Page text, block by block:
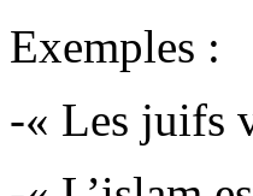
Exemples :
-« Les juifs